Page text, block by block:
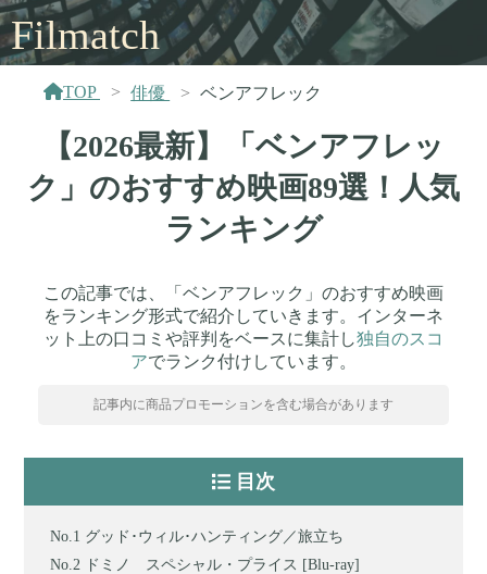
Filmatch
TOP 俳優 ベンアフレック
【2026最新】「ベンアフレッ
ク」のおすすめ映画89選！人気
ランキング
この記事では、「ベンアフレック」のおすすめ映画
をランキング形式で紹介していきます。インターネ
ット上の口コミや評判をベースに集計し独自のスコ
アでランク付けしています。
記事内に商品プロモーションを含む場合があります
目次
グッド･ウィル･ハンティング／旅立ち
ドミノ スペシャル・プライス [Blu-ray]